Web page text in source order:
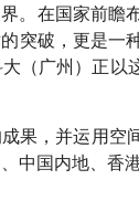
。在国家前瞻
突破，更是
（广州）正
果，并运用
中国内地、香